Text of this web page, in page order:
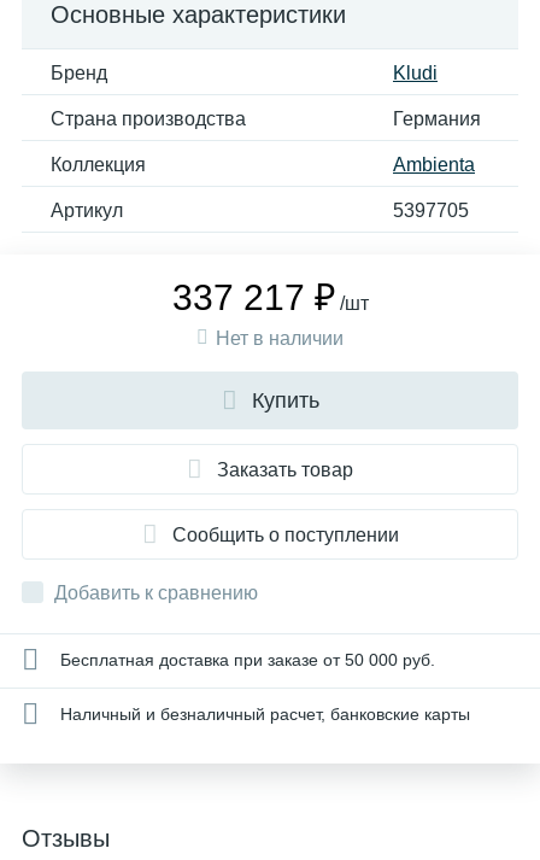
Основные характеристики
Бренд Kludi
Страна производства Германия
Коллекция Ambienta
Артикул 5397705
337 217 ₽ /шт
Нет в наличии
Купить
Заказать товар
Сообщить о поступлении
Добавить к сравнению
Бесплатная доставка при заказе от 50 000 руб.
Наличный и безналичный расчет, банковские карты
Отзывы